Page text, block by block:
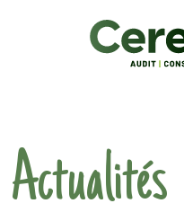
Actualités